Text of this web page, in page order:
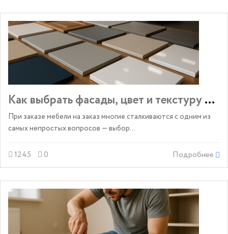
Как выбрать фасады, цвет и текстуру
При заказе мебели на заказ многие сталкиваются с одним из
самых непростых вопросов — выбор...
1245 0 Подробнее